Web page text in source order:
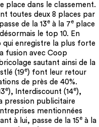
place dans le classement.
toutes deux 8 places par
de la 13e à la 7e place
le top 10. En
qui enregistre la plus forte
fusion avec Coop
sautant ainsi de la
(19e) font leur retour
de près de 40%.
e), Interdiscount (14e),
pression publicitaire
mentionnées
à lui, passe de la 15e à la